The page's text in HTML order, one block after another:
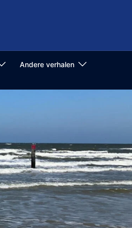
Andere verhalen